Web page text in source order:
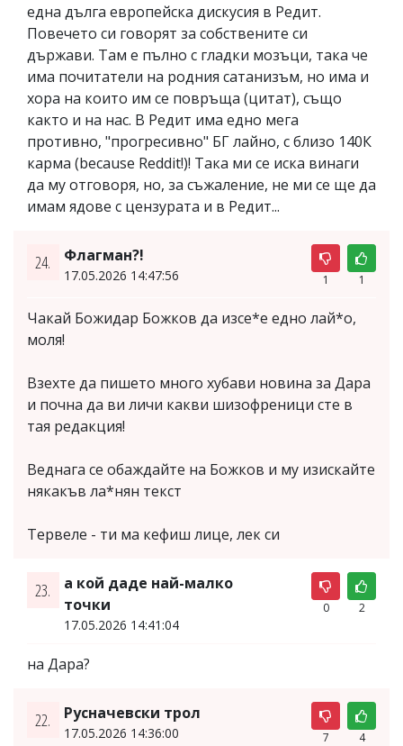
една дълга европейска дискусия в Редит.
Повечето си говорят за собствените си
държави. Там е пълно с гладки мозъци, така че
има почитатели на родния сатанизъм, но има и
хора на които им се повръща (цитат), също
както и на нас. В Редит има едно мега
противно, "прогресивно" БГ лайно, с близо 140К
карма (because Reddit!)! Така ми се иска винаги
да му отговоря, но, за съжаление, не ми се ще да
имам ядове с цензурата и в Редит...
24. Флагман?!
17.05.2026 14:47:56 1 1
Чакай Божидар Божков да изсе*е едно лай*о,
моля!
Взехте да пишето много хубави новина за Дара
и почна да ви личи какви шизофреници сте в
тая редакция!
Веднага се обаждайте на Божков и му изискайте
някакъв ла*нян текст
Тервеле - ти ма кефиш лице, лек си
23.
а кой даде най-малко
точки
17.05.2026 14:41:04
0 2
на Дара?
22. Русначевски трол
17.05.2026 14:36:00 7 4